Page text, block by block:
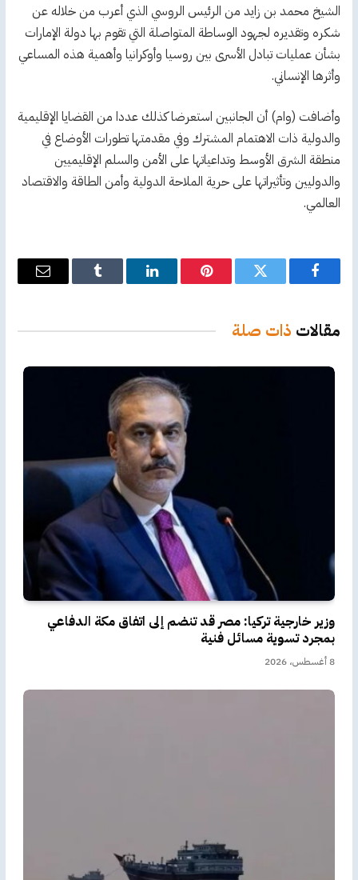
الشيخ محمد بن زايد من الرئيس الروسي الذي أعرب من خلاله عن
شكره وتقديره لجهود الوساطة المتواصلة التي تقوم بها دولة الإمارات
بشأن عمليات تبادل الأسرى بين روسيا وأوكرانيا وأهمية هذه المساعي
وأثرها الإنساني.
وأضافت (وام) أن الجانبين استعرضا كذلك عددا من القضايا الإقليمية
والدولية ذات الاهتمام المشترك وفي مقدمتها تطورات الأوضاع في
منطقة الشرق الأوسط وتداعياتها على الأمن والسلم الإقليميين
والدوليين وتأثيراتها على حرية الملاحة الدولية وأمن الطاقة والاقتصاد
العالمي.
فيسبوك تويتر بينتيريستلينكدإن Tumblr
البريد
مقالات ذات صلة
وزير خارجية تركيا: مصر قد تنضم إلى اتفاق مكة الدفاعي
بمجرد تسوية مسائل فنية
8 أغسطس، 2026